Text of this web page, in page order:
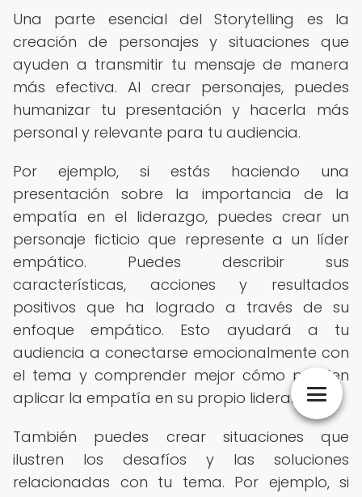
Una parte esencial del Storytelling es la
creación de personajes y situaciones que
ayuden a transmitir tu mensaje de manera
más efectiva. Al crear personajes, puedes
humanizar tu presentación y hacerla más
personal y relevante para tu audiencia.
Por ejemplo, si estás haciendo una
presentación sobre la importancia de la
empatía en el liderazgo, puedes crear un
personaje ficticio que represente a un líder
empático. Puedes describir sus
características, acciones y resultados
positivos que ha logrado a través de su
enfoque empático. Esto ayudará a tu
audiencia a conectarse emocionalmente con
el tema y comprender mejor cómo pueden
aplicar la empatía en su propio liderazgo.
También puedes crear situaciones que
ilustren los desafíos y las soluciones
relacionadas con tu tema. Por ejemplo, si